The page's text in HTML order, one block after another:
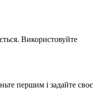
Використовуйте
першим і задайте своє